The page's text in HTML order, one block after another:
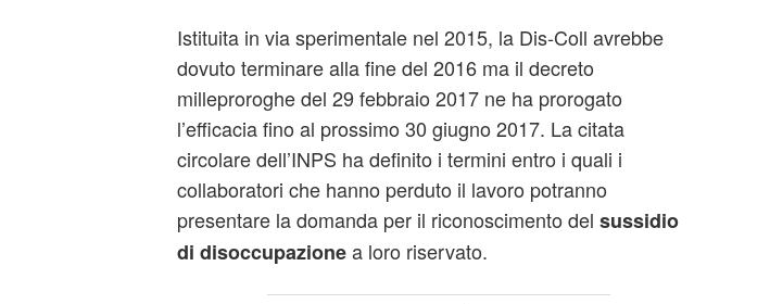
Istituita in via sperimentale nel 2015, la Dis-Coll avrebbe
dovuto terminare alla fine del 2016 ma il decreto
milleproroghe del 29 febbraio 2017 ne ha prorogato
l’efficacia fino al prossimo 30 giugno 2017. La citata
circolare dell’INPS ha definito i termini entro i quali i
collaboratori che hanno perduto il lavoro potranno
presentare la domanda per il riconoscimento del sussidio
di disoccupazionea loro riservato.